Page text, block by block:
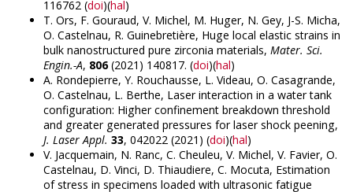
116762 (doi)(hal)
T. Ors, F. Gouraud, V. Michel, M. Huger, N. Gey, J-S. Micha,
O. Castelnau, R. Guinebretière, Huge local elastic strains in
bulk nanostructured pure zirconia materials, Mater. Sci.
Engin.-A, 806(2021) 140817. (doi)(hal)
A. Rondepierre, Y. Rouchausse, L. Videau, O. Casagrande,
O. Castelnau, L. Berthe, Laser interaction in a water tank
configuration: Higher confinement breakdown threshold
and greater generated pressures for laser shock peening,
J. Laser Appl. 33, 042022 (2021) (doi)(hal)
V. Jacquemain, N. Ranc, C. Cheuleu, V. Michel, V. Favier, O.
Castelnau, D. Vinci, D. Thiaudiere, C. Mocuta, Estimation
of stress in specimens loaded with ultrasonic fatigue